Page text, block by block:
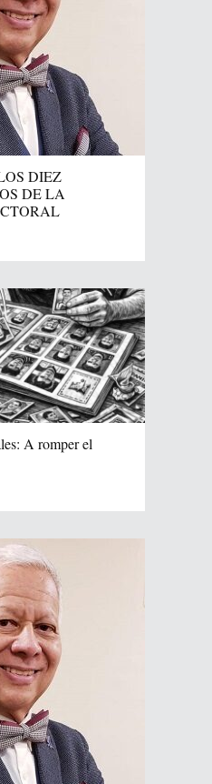
DIEZ
DE LA
A romper el